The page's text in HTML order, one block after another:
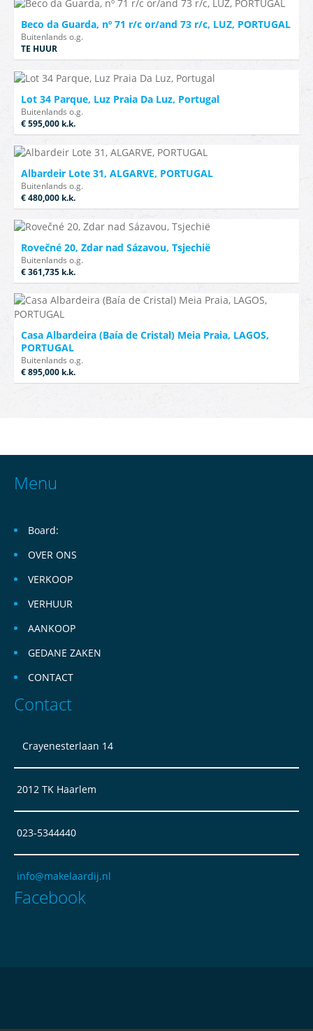
Beco da Guarda, nº 71 r/c or/and 73 r/c, LUZ, PORTUGAL
Buitenlands o.g.
TE HUUR
Lot 34 Parque, Luz Praia Da Luz, Portugal
Buitenlands o.g.
€ 595,000 k.k.
Albardeir Lote 31, ALGARVE, PORTUGAL
Buitenlands o.g.
€ 480,000 k.k.
Rovečné 20, Zdar nad Sázavou, Tsjechië
Buitenlands o.g.
€ 361,735 k.k.
Casa Albardeira (Baía de Cristal) Meia Praia, LAGOS,
PORTUGAL
Buitenlands o.g.
€ 895,000 k.k.
Menu
Board:
OVER ONS
VERKOOP
VERHUUR
AANKOOP
GEDANE ZAKEN
CONTACT
Contact
Crayenesterlaan 14
2012 TK Haarlem
023-5344440
info@makelaardij.nl
Facebook